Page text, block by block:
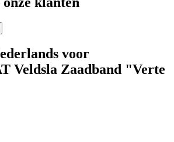
voor
Veldsla Zaadband "Verte